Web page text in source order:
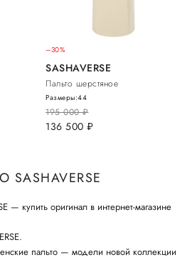
–30%
SASHAVERSE
Пальто шерстяное
195 000руб.
136 500 руб.
Размеры:44
— купить оригинал в интернет-магазине
пальто — модели новой коллекции